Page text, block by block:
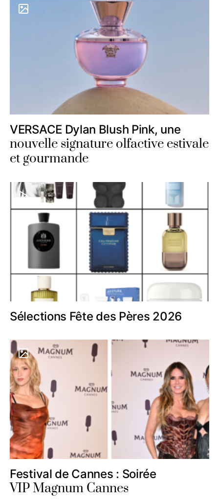
VERSACE Dylan Blush Pink, une
nouvelle signature olfactive estivale
et gourmande
Sélections Fête des Pères 2026
Festival de Cannes : Soirée
VIP Magnum Cannes